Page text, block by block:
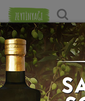
ZEYTİNYAĞI
Popülerlik